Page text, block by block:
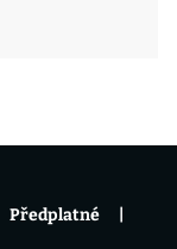
Předplatné